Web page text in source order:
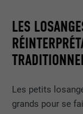
LES
Les petits
grands pour se
NOM
FOURNISSEUR
UTILITÉ
NOM
Ils observent
Lorsque ces
plateformes
consentement
NOM Afficher